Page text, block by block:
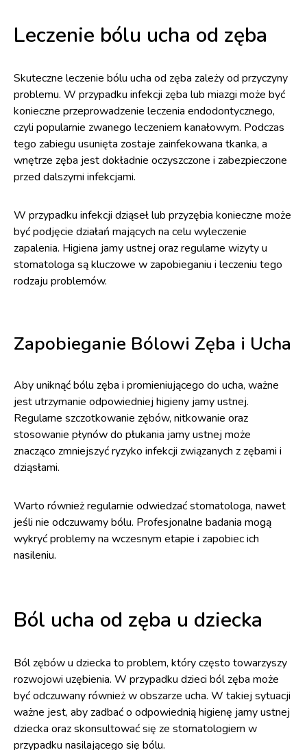
Leczenie bólu ucha od zęba
Skuteczne leczenie bólu ucha od zęba zależy od przyczyny
problemu. W przypadku infekcji zęba lub miazgi może być
konieczne przeprowadzenie leczenia endodontycznego,
czyli popularnie zwanego leczeniem kanałowym. Podczas
tego zabiegu usunięta zostaje zainfekowana tkanka, a
wnętrze zęba jest dokładnie oczyszczone i zabezpieczone
przed dalszymi infekcjami.
W przypadku infekcji dziąseł lub przyzębia konieczne może
być podjęcie działań mających na celu wyleczenie
zapalenia. Higiena jamy ustnej oraz regularne wizyty u
stomatologa są kluczowe w zapobieganiu i leczeniu tego
rodzaju problemów.
Zapobieganie Bólowi Zęba i Ucha
Aby uniknąć bólu zęba i promieniującego do ucha, ważne
jest utrzymanie odpowiedniej higieny jamy ustnej.
Regularne szczotkowanie zębów, nitkowanie oraz
stosowanie płynów do płukania jamy ustnej może
znacząco zmniejszyć ryzyko infekcji związanych z zębami i
dziąsłami.
Warto również regularnie odwiedzać stomatologa, nawet
jeśli nie odczuwamy bólu. Profesjonalne badania mogą
wykryć problemy na wczesnym etapie i zapobiec ich
nasileniu.
Ból ucha od zęba u dziecka
Ból zębów u dziecka to problem, który często towarzyszy
rozwojowi uzębienia. W przypadku dzieci ból zęba może
być odczuwany również w obszarze ucha. W takiej sytuacji
ważne jest, aby zadbać o odpowiednią higienę jamy ustnej
dziecka oraz skonsultować się ze stomatologiem w
przypadku nasilającego się bólu.